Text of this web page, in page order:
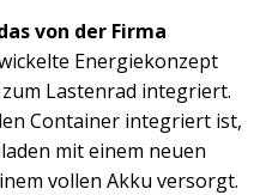
von der Firma
Energiekonzept
Lastenrad integriert.
Container integriert ist,
mit einem neuen
vollen Akku versorgt.